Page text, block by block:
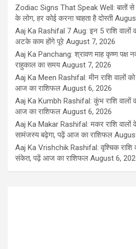
Zodiac Signs That Speak Well: बातों से
के लोग, हर कोई करना चाहता है दोस्ती
Aaj Ka Rashifal 7 Aug: इन 5 राशि वालों
अटके काम होंगे पूरे August 7, 2026
Aaj Ka Panchang: श्रावण माह कृष्ण पक्ष
राहुकाल का समय August 7, 2026
Aaj Ka Meen Rashifal: मीन राशि वालों
आज का राशिफल August 6, 2026
Aaj Ka Kumbh Rashifal: कुंभ राशि वालों
आज का राशिफल August 6, 2026
Aaj Ka Makar Rashifal: मकर राशि वालों
सामंजस्य बढ़ेगा, पढ़ें आज का राशिफल
Aaj Ka Vrishchik Rashifal: वृश्चिक राशि
संकेत, पढ़ें आज का राशिफल August 6,